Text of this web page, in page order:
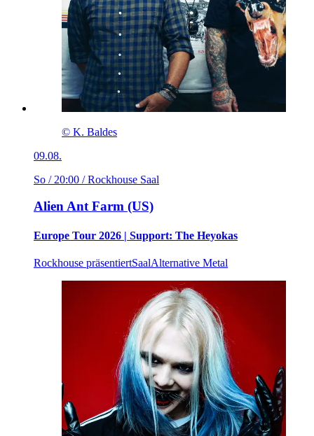
© K. Baldes
09.08.
So / 20:00 / Rockhouse Saal
Alien Ant Farm (US)
Europe Tour 2026 | Support: The Heyokas
Rockhouse präsentiertSaalAlternative Metal